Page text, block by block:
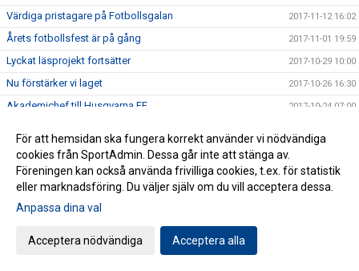
Värdiga pristagare på Fotbollsgalan 2017-11-12 16:02
Årets fotbollsfest är på gång 2017-11-01 19:59
Lyckat läsprojekt fortsätter 2017-10-29 10:00
Nu förstärker vi laget 2017-10-26 16:30
Akademichef till Husqvarna FF 2017-10-24 07:00
[HFF 30 år.] Möt pojklagsspelaren som blev elitdomare.
Förstärkning av ledarstaben 2017-09-29 17:00
Cupfinal tisdagen den 26/9.
SUPPORTERRESA 7 OKTOBER UTSIKTENS BK
Minnescermoni för Issa på lördag
För att hemsidan ska fungera korrekt använder vi nödvändiga
cookies från SportAdmin. Dessa går inte att stänga av.
Föreningen kan också använda frivilliga cookies, t.ex. för statistik
eller marknadsföring. Du väljer själv om du vill acceptera dessa.
Anpassa dina val
Acceptera nödvändiga Acceptera alla